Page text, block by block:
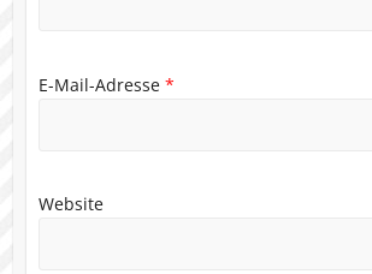
E-Mail-Adresse *
Website